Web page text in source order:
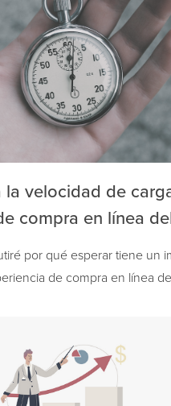
la velocidad de
compra en línea
por qué esperar tiene un
de compra en línea